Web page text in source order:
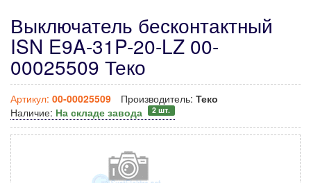
Выключатель бесконтактный
ISN E9A-31P-20-LZ 00-
00025509 Теко
Артикул: 00-00025509 Производитель: Теко
Наличие: На складе завода 2 шт.